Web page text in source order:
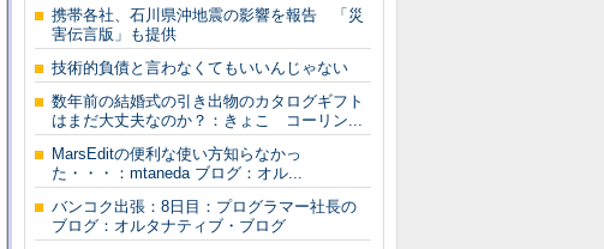
携帯各社、石川県沖地震の影響を報告 「災
害伝言版」も提供
技術的負債と言わなくてもいいんじゃない
数年前の結婚式の引き出物のカタログギフト
はまだ大丈夫なのか？：きょこ コーリン...
MarsEditの便利な使い方知らなかっ
た・・・：mtaneda ブログ：オル...
バンコク出張：8日目：プログラマー社長の
ブログ：オルタナティブ・ブログ